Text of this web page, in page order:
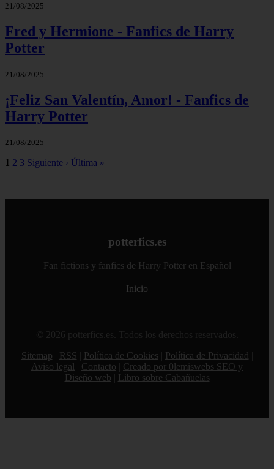
21/08/2025
Fred y Hermione - Fanfics de Harry
Potter
21/08/2025
¡Feliz San Valentín, Amor! - Fanfics de
Harry Potter
21/08/2025
1 2 3 Siguiente › Última »
potterfics.es
Fan fictions y fanfics de Harry Potter en Español
Inicio
© 2026 potterfics.es. Todos los derechos reservados.
Sitemap
RSS Política de Cookies Política de Privacidad
Aviso legal
Contacto
Creado por 0lemiswebs SEO y
Diseño web
Libro sobre Cabañuelas